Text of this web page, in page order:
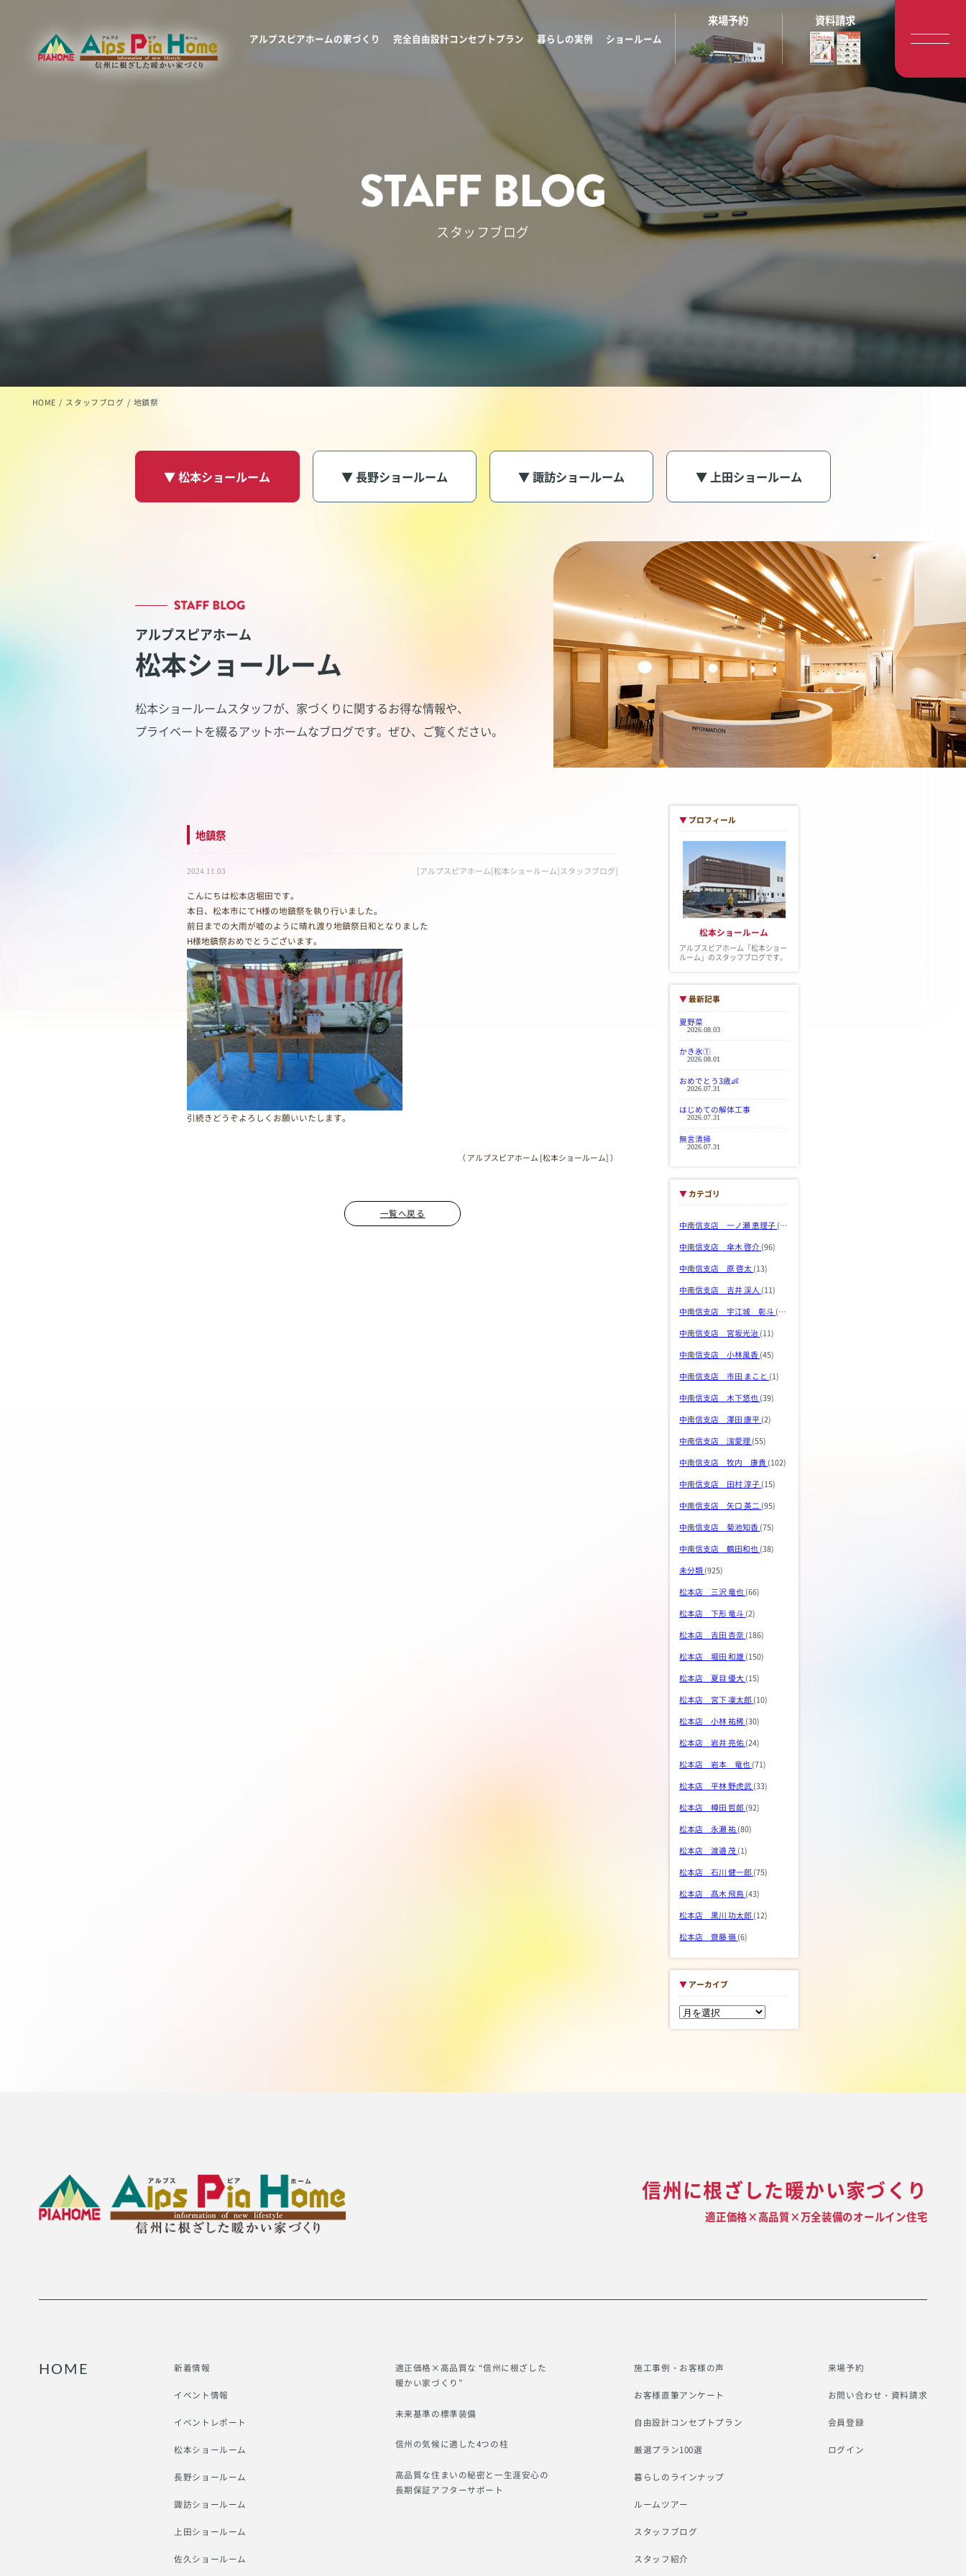
アルプスピアホームの家づくり 完全自由設計コンセプトプラン 暮らしの実例 ショールーム
来場予約 資料請求
スタッフブログ
HOME スタッフブログ 地鎮祭
▼ 松本ショールーム ▼ 長野ショールーム ▼ 諏訪ショールーム ▼ 上田ショールーム
アルプスピアホーム
松本ショールーム
松本ショールームスタッフが、家づくりに関するお得な情報や、
プライベートを綴るアットホームなブログです。ぜひ、ご覧ください。
地鎮祭
2024.11.03 [アルプスピアホーム[松本ショールーム]スタッフブログ]
こんにちは松本店堀田です。
本日、松本市にてH様の地鎮祭を執り行いました。
前日までの大雨が嘘のように晴れ渡り地鎮祭日和となりました
H様地鎮祭おめでとうございます。
引続きどうぞよろしくお願いいたします。
（ アルプスピアホーム [松本ショールーム] ）
一覧へ戻る
▼ プロフィール
松本ショールーム
アルプスピアホーム「松本ショー
ルーム」のスタッフブログです。
▼最新記事
夏野菜
2026.08.03
かき氷①
2026.08.01
おめでとう3歳👶
2026.07.31
はじめての解体工事
2026.07.31
無言清掃
2026.07.31
▼ カテゴリ
中南信支店 一ノ瀬 恵理子 (103)
中南信支店 傘木 啓介 (96)
中南信支店 原 啓太 (13)
中南信支店 吉井 渓人 (11)
中南信支店 宇江城 彰斗 (36)
中南信支店 宮坂光治 (11)
中南信支店 小林風香 (45)
中南信支店 市田 まこと (1)
中南信支店 木下悠也 (39)
中南信支店 澤田 康平 (2)
中南信支店 濵愛理 (55)
中南信支店 牧内 康貴 (102)
中南信支店 田村 淳子 (15)
中南信支店 矢口 英二 (95)
中南信支店 菊池知香 (75)
中南信支店 鶴田和也 (38)
未分類 (925)
松本店 三沢 竜也 (66)
松本店 下形 竜斗 (2)
松本店 吉田 杏奈 (186)
松本店 堀田 和雄 (150)
松本店 夏目 優大 (15)
松本店 宮下 凜太郎 (10)
松本店 小林 祐稀 (30)
松本店 岩井 亮佑 (24)
松本店 岩本 竜也 (71)
松本店 平林 野虎武 (33)
松本店 樽田 哲郎 (92)
松本店 永瀬 祐 (80)
松本店 渡邉 茂 (1)
松本店 石川 健一郎 (75)
松本店 髙木 飛鳥 (43)
松本店 黒川 功太郎 (12)
松本店 齋藤 嶺 (6)
▼ アーカイブ
信州に根ざした暖かい家づくり
適正価格×高品質×万全装備のオールイン住宅
HOME 新着情報
イベント情報
イベントレポート
松本ショールーム
長野ショールーム
諏訪ショールーム
上田ショールーム
佐久ショールーム
適正価格×高品質な “信州に根ざした
暖かい家づくり”
未来基準の標準装備
信州の気候に適した4つの柱
高品質な住まいの秘密と一生涯安心の
長期保証アフターサポート
施工事例・お客様の声
お客様直筆アンケート
自由設計コンセプトプラン
厳選プラン100選
暮らしのラインナップ
ルームツアー
スタッフブログ
スタッフ紹介
来場予約
お問い合わせ・資料請求
会員登録
ログイン